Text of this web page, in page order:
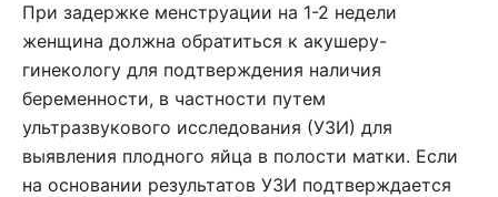
При задержке менструации на 1-2 недели
женщина должна обратиться к акушеру-
гинекологу для подтверждения наличия
беременности, в частности путем
ультразвукового исследования (УЗИ) для
выявления плодного яйца в полости матки. Если
на основании результатов УЗИ подтверждается